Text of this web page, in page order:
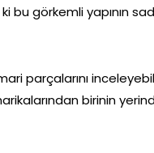
bu görkemli yapının
parçalarını
birinin